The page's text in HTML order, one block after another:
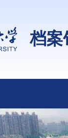
档案